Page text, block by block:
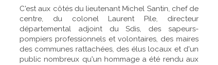
C'est aux côtés du lieutenant Michel Santin, chef de
centre, du colonel Laurent Pile, directeur
départemental adjoint du Sdis, des sapeurs-
pompiers professionnels et volontaires, des maires
des communes rattachées, des élus locaux et d'un
public nombreux qu'un hommage a été rendu aux